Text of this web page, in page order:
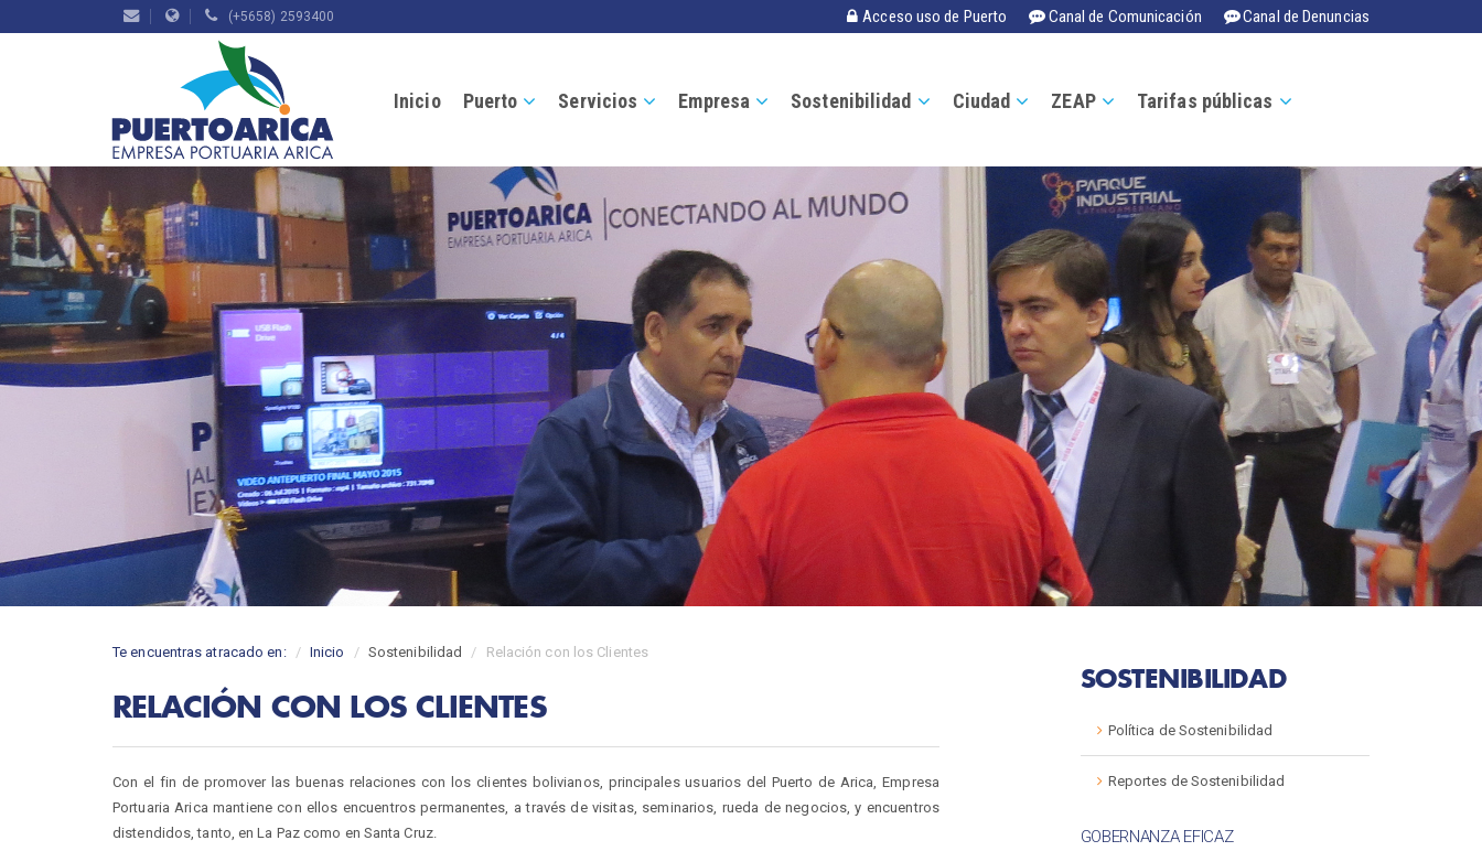
(+5658) 2593400 Acceso uso de Puerto Canal de Comunicación Canal de Denuncias
Inicio Puerto Servicios Empresa Sostenibilidad Ciudad ZEAP Tarifas públicas
Te encuentras atracado en: Inicio Sostenibilidad Relación con los Clientes
RELACIÓN CON LOS CLIENTES
Con el fin de promover las buenas relaciones con los clientes bolivianos, principales usuarios del Puerto de Arica, Empresa
Portuaria Arica mantiene con ellos encuentros permanentes, a través de visitas, seminarios, rueda de negocios, y encuentros
distendidos, tanto, en La Paz como en Santa Cruz.
SOSTENIBILIDAD
Política de Sostenibilidad
Reportes de Sostenibilidad
GOBERNANZA EFICAZ